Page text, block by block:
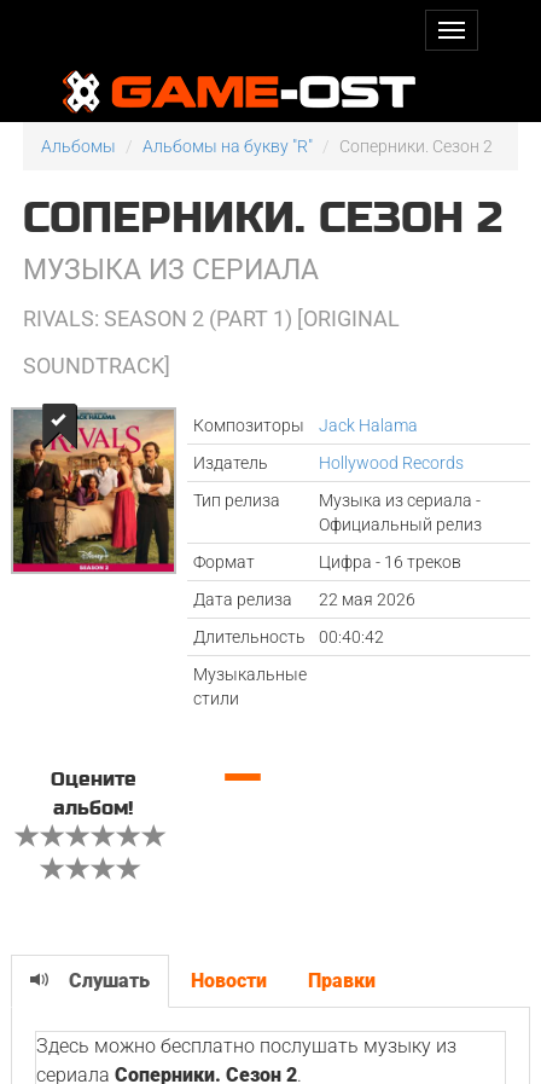
Альбомы Альбомы на букву "R" Соперники. Сезон 2
СОПЕРНИКИ. СЕЗОН 2
МУЗЫКА ИЗ СЕРИАЛА
RIVALS: SEASON 2 (PART 1) [ORIGINAL
SOUNDTRACK]
Композиторы
Jack Halama
Издатель
Hollywood Records
Тип релиза
Музыка из сериала -
Официальный релиз
Формат
Цифра - 16 треков
Дата релиза
22 мая 2026
Длительность
00:40:42
Музыкальные
стили
Оцените
альбом!
—
Слушать Новости Правки
Здесь можно бесплатно послушать музыку из
сериала Соперники. Сезон 2.